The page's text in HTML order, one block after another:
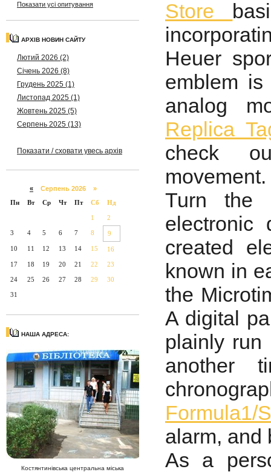
Показати усі опитування
АРХІВ НОВИН САЙТУ
Лютий 2026 (2)
Січень 2026 (8)
Грудень 2025 (1)
Листопад 2025 (1)
Жовтень 2025 (5)
Серпень 2025 (13)
Показати / сховати увесь архів
« Серпень 2026 »
Пн
Вт Ср Чт Пт Сб Нд
1 2
3 4 5 6 7 8 9
10 11 12 13 14 15 16
17 18 19 20 21 22 23
24 25 26 27 28 29 30
31
НАША АДРЕСА:
Костянтинівська центральна міська
Store
Heuer
emblem
analog
Replica
check
movement.
Turn the
electronic
created
known in
the
A digital
plainly run
another
alarm, and
As a